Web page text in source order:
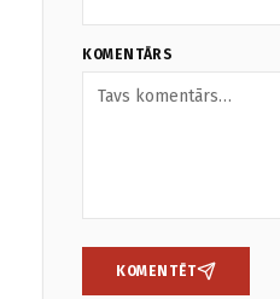
KOMENTĀRS
KOMENTĒT